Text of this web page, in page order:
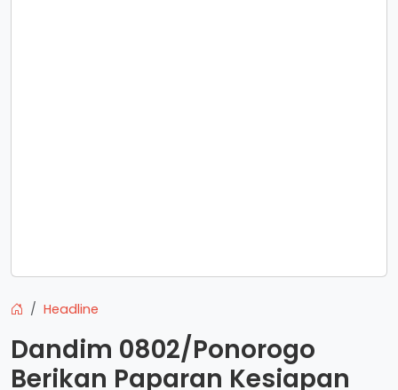
Headline
Dandim 0802/Ponorogo
Berikan Paparan Kesiapan